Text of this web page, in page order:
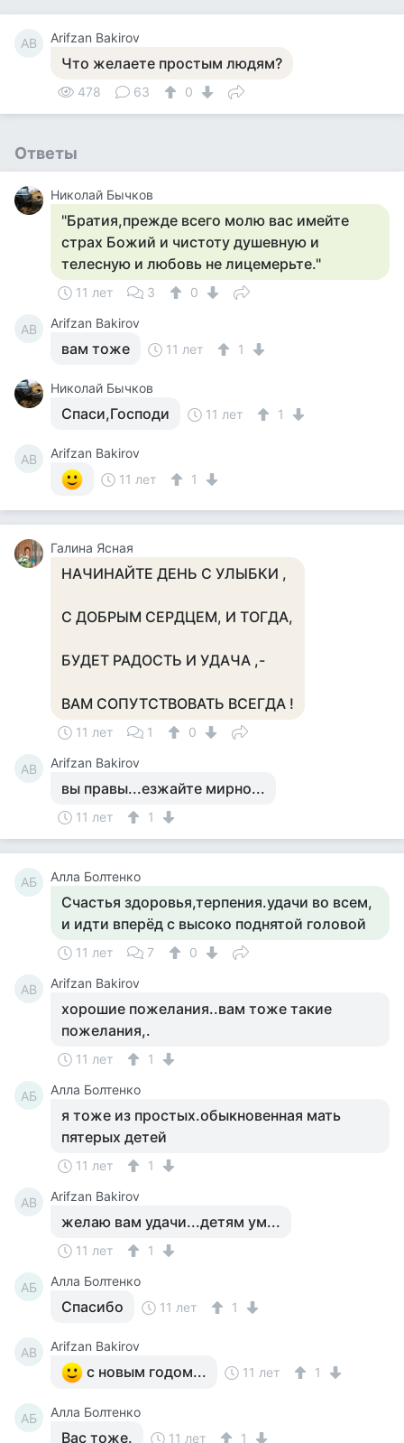
AB Arifzan Bakirov
Что желаете простым людям?
478 63 0
Ответы
Николай Бычков
"Братия,прежде всего молю вас имейте
страх Божий и чистоту душевную и
телесную и любовь не лицемерьте."
11 лет 3 0
AB Arifzan Bakirov
вам тоже 11 лет 1
Николай Бычков
Спаси,Господи 11 лет 1
AB
Arifzan Bakirov
11 лет
1
Галина Ясная
НАЧИНАЙТЕ ДЕНЬ С УЛЫБКИ ,
С ДОБРЫМ СЕРДЦЕМ, И ТОГДА,
БУДЕТ РАДОСТЬ И УДАЧА ,-
ВАМ СОПУТСТВОВАТЬ ВСЕГДА !
11 лет 1 0
AB Arifzan Bakirov
вы правы...езжайте мирно...
11 лет 1
АБ Алла Болтенко
Счастья здоровья,терпения.удачи во всем,
и идти вперёд с высоко поднятой головой
11 лет 7 0
AB Arifzan Bakirov
хорошие пожелания..вам тоже такие
пожелания,.
11 лет 1
АБ Алла Болтенко
я тоже из простых.обыкновенная мать
пятерых детей
11 лет 1
AB Arifzan Bakirov
желаю вам удачи...детям ум...
11 лет 1
АБ Алла Болтенко
Спасибо 11 лет 1
AB Arifzan Bakirov
с новым годом... 11 лет 1
АБ Алла Болтенко
Вас тоже. 11 лет 1